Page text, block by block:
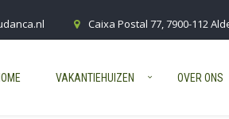
Caixa Postal 77, 7900-112
VAKANTIEHUIZEN OVER ONS